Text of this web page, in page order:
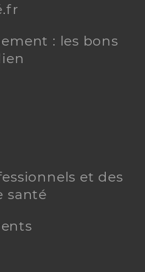
: les bons
et des
santé